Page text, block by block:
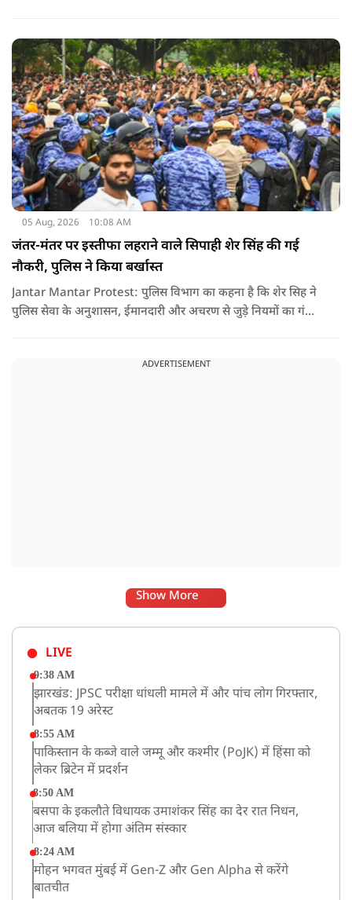
​​है कि याचिका दायर करके उठाए गए मुद्दे को और अधिक समय तक लंबित
नहीं रखा जाना चाहिए. इसलिए, मौजूदा याचिका खारिज की जाती है."
05 Aug, 2026 10:08 AM
जंतर-मंतर पर इस्तीफा लहराने वाले सिपाही शेर सिंह की गई
नौकरी, पुलिस ने किया बर्खास्त
Jantar Mantar Protest: पुलिस विभाग का कहना है कि शेर सिह ने
पुलिस सेवा के अनुशासन, ईमानदारी और अचरण से जुड़े नियमों का गंभीर
अनुशासनहीनता किसी भी हाल में स्वीकार नहीं की जा सकती.
ADVERTISEMENT
Show More
LIVE
9:38 AM
झारखंड: JPSC परीक्षा धांधली मामले में और पांच लोग गिरफ्तार,
अबतक 19 अरेस्ट
8:55 AM
पाकिस्तान के कब्जे वाले जम्मू और कश्मीर (PoJK) में हिंसा को
लेकर ब्रिटेन में प्रदर्शन
8:50 AM
बसपा के इकलौते विधायक उमाशंकर सिंह का देर रात निधन,
आज बलिया में होगा अंतिम संस्कार
8:24 AM
मोहन भगवत मुंबई में Gen-Z और Gen Alpha से करेंगे
बातचीत